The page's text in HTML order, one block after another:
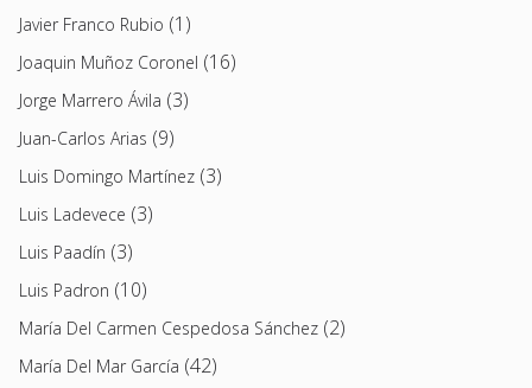
Javier Franco Rubio (1)
Joaquin Muñoz Coronel (16)
Jorge Marrero Ávila (3)
Juan-Carlos Arias (9)
Luis Domingo Martínez (3)
Luis Ladevece (3)
Luis Paadín (3)
Luis Padron (10)
María Del Carmen Cespedosa Sánchez (2)
María Del Mar García (42)